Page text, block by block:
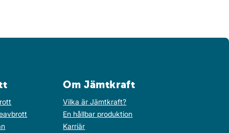
Om Jämtkraft
Vilka är Jämtkraft?
En hållbar produktion
Karriär